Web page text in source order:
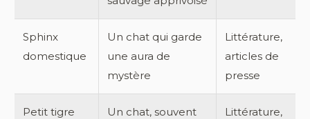
Sphinx
domestique
Un chat qui garde
une aura de
mystère
Littérature,
articles de
presse
Petit tigre
Un chat, souvent
Littérature,